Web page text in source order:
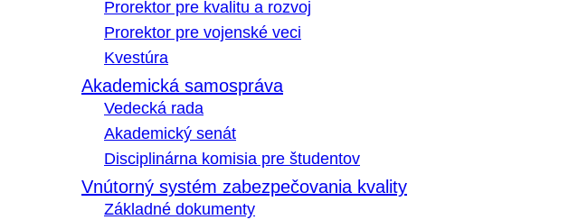
Prorektor pre kvalitu a rozvoj
Prorektor pre vojenské veci
Kvestúra
Akademická samospráva
Vedecká rada
Akademický senát
Disciplinárna komisia pre študentov
Vnútorný systém zabezpečovania kvality
Základné dokumenty